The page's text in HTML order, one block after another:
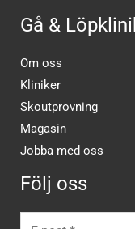
Gå &
Om oss
Kliniker
Skoutprovning
Magasin
Jobba med oss
Följ oss